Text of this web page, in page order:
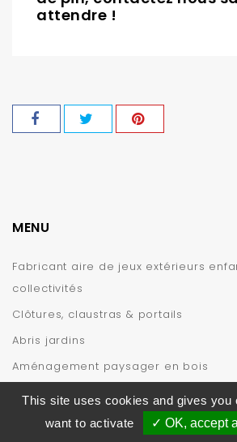
attendre !
MENU
Fabricant aire de jeux extérieurs
collectivités
Clôtures, claustras & portails
Abris jardins
Aménagement paysager en bois
INFORMATIONS
This site uses cookies and gives you
want to activate
✓ OK, accept